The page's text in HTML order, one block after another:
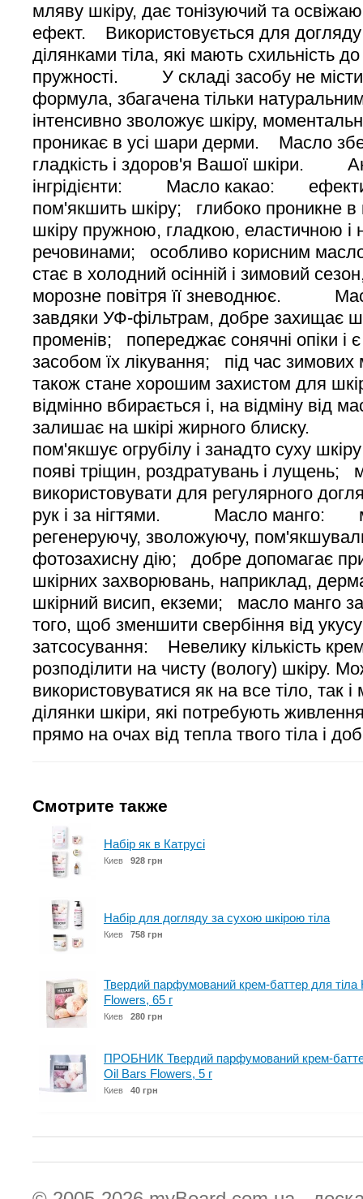
мляву шкіру, дає тонізуючий та
ефект. Використовується для
ділянками тіла, які мають схильність
пружності. У складі засобу не
формула, збагачена тільки
інтенсивно зволожує шкіру,
проникає в усі шари дерми. Масло
гладкість і здоров'я Вашої шкіри.
інгрідієнти: Масло какао:
пом'якшить шкіру; глибоко проникне в
шкіру пружною, гладкою, еластичною і
речовинами; особливо корисним
стає в холодний осінній і зимовий
морозне повітря її зневоднює.
завдяки УФ-фільтрам, добре захищає
променів; попереджає сонячні опіки і
засобом їх лікування; під час зимових
також стане хорошим захистом для
відмінно вбирається і, на відміну від
залишає на шкірі жирного
пом'якшує огрубілу і занадто суху
появі тріщин, роздратувань і лущень;
використовувати для регулярного
рук і за нігтями. Масло манго:
регенеруючу, зволожуючу,
фотозахисну дію; добре допомагає при
шкірних захворювань, наприклад,
шкірний висип, екземи; масло манго
того, щоб зменшити свербіння від
затсосування: Невелику кількість
розподілити на чисту (вологу) шкіру.
використовуватися як на все тіло, так і
ділянки шкіри, які потребують
прямо на очах від тепла твого тіла і
Смотрите также
Набір як в Катрусі
Киев 928 грн
Набір для догляду за сухою шкірою тіла
Киев 758 грн
Твердий парфумований крем-баттер для
Flowers, 65 г
Киев 280 грн
ПРОБНИК Твердий парфумований крем-
Oil Bars Flowers, 5 г
Киев 40 грн